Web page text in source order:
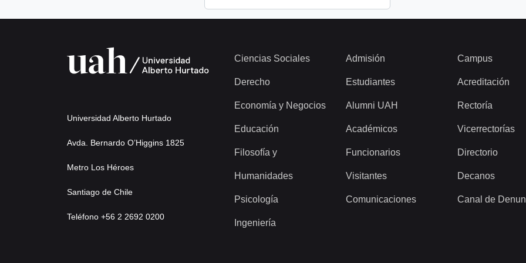
Universidad Alberto Hurtado
Avda. Bernardo O’Higgins 1825
Metro Los Héroes
Santiago de Chile
Teléfono +56 2 2692 0200
Ciencias Sociales
Derecho
Economía y Negocios
Educación
Filosofía y
Humanidades
Psicología
Ingeniería
Admisión
Estudiantes
Alumni UAH
Académicos
Funcionarios
Visitantes
Comunicaciones
Campus
Acreditación
Rectoría
Vicerrectorías
Directorio
Decanos
Canal de